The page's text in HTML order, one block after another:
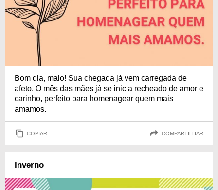
Bom dia, maio! Sua chegada já vem carregada de
afeto. O mês das mães já se inicia recheado de amor e
carinho, perfeito para homenagear quem mais
amamos.
COPIAR COMPARTILHAR
Inverno